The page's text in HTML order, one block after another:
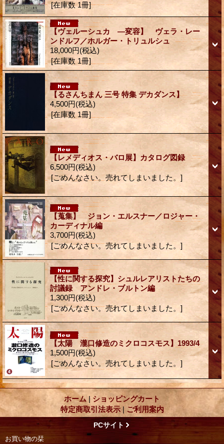
[在庫数 1冊]
【ヴェルーシュカ ―変容】 ヴェラ・レー
ンドルフ／ホルガー・トリュルシュ
18,000円(税込)
[在庫数 1冊]
【るさんちまん 三号 特集 デカダンス】
4,500円(税込)
[在庫数 1冊]
【レメディオス・バロ展】カタログ図録
6,500円(税込)
[ごめんなさい。売れてしまいました。]
【蒐集】 ジョン・エルスナー／ロジャー・
カーディナル編
3,700円(税込)
[ごめんなさい。売れてしまいました。]
【性に関する探究】シュルレアリストたちの
討議録 アンドレ・ブルトン編
1,300円(税込)
[ごめんなさい。売れてしまいました。]
【太陽 瀧口修造のミクロコスモス】1993/4
1,500円(税込)
[ごめんなさい。売れてしまいました。]
ホーム | ショッピングカート
特定商取引法表示 | ご利用案内
PCサイト
お買い物の栞